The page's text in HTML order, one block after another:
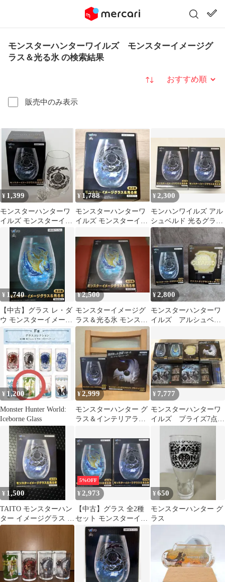
モンスターハンターワイルズ モンスターイメージグ
ラス＆光る氷 の検索結果
販売中のみ表示
並び替え
¥ 1,399
モンスターハンターワ
イルズ モンスターイメ
ージグラス＆光る氷
【アシュベルド】
¥ 1,788
モンスターハンターワ
イルズ モンスターイメ
ルシュベルド
¥2,300
モンハンワイルズ アル
シュベルド 光るグラ
ス 2セット
¥ 1,740
【中古】グラス レ・ダ
ウ モンスターイメージ
グラス＆光る氷 「モン
スターハンターワイル
ズ」
¥2,500
モンスターイメージグ
ラス＆光る氷 モンスタ
ーハンターワイルズ
レ・ダウ
¥2,800
モンスターハンターワ
イルズ アルシュベル
リアセンサーライト
¥ 1,200
Monster Hunter World:
Iceborne Glass
¥2,999
モンスターハンター グ
ラス＆インテリアライ
¥ 7,777
モンスターハンターワ
イルズ プライズ7点セ
¥ 1,500
TAITO モンスターハン
ター イメージグラス &
光る氷
5%OFF
¥ 2,973
【中古】グラス 全2種
セット モンスターイメ
ージグラス＆光る氷
「モンスターハンター
ワイルズ」
¥650
モンスターハンター グ
ラス